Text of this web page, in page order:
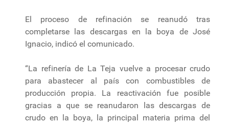
El proceso de refinación se reanudó tras
completarse las descargas en la boya de José
Ignacio, indicó el comunicado.
“La refinería de La Teja vuelve a procesar crudo
para abastecer al país con combustibles de
producción propia. La reactivación fue posible
gracias a que se reanudaron las descargas de
crudo en la boya, la principal materia prima del